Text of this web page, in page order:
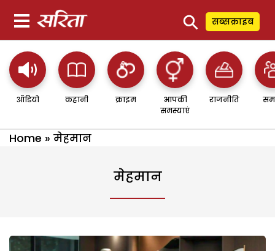
⚲ सब्सक्राइब
ऑडियो कहानी क्राइम
आपकी
समस्याएं
राजनीति
Home » मेहमान
मेहमान